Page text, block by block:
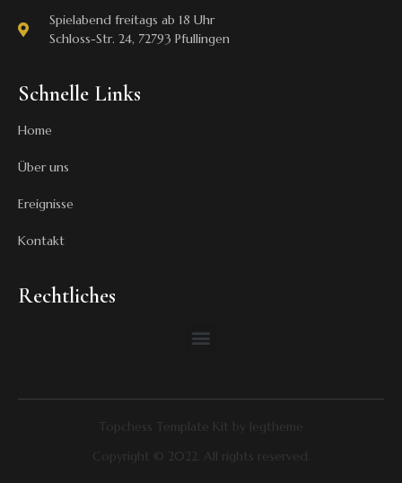
Spielabend freitags ab 18 Uhr
Schloss-Str. 24, 72793 Pfullingen
Schnelle Links
Home
Über uns
Ereignisse
Kontakt
Rechtliches
Topchess Template Kit by Jegtheme
Copyright © 2022. All rights reserved.